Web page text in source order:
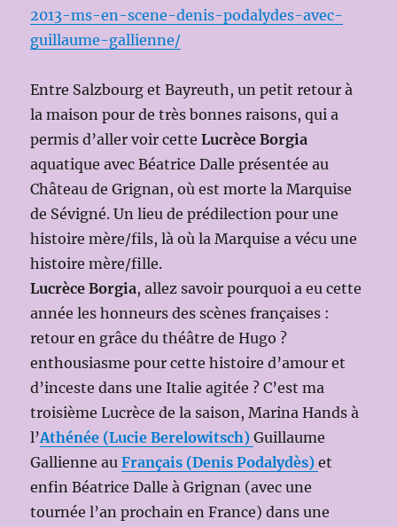
2013-ms-en-scene-denis-podalydes-avec-
guillaume-gallienne/
Entre Salzbourg et Bayreuth, un petit retour à
la maison pour de très bonnes raisons, qui a
permis d’aller voir cetteLucrèce Borgia
aquatique avec Béatrice Dalle présentée au
Château de Grignan, où est morte la Marquise
de Sévigné. Un lieu de prédilection pour une
histoire mère/fils, là où la Marquise a vécu une
histoire mère/fille.
Lucrèce Borgia, allez savoir pourquoi a eu cette
année les honneurs des scènes françaises :
retour en grâce du théâtre de Hugo ?
enthousiasme pour cette histoire d’amour et
d’inceste dans une Italie agitée ? C’est ma
troisième Lucrèce de la saison, Marina Hands à
l’Athénée (Lucie Berelowitsch) Guillaume
Gallienne auFrançais (Denis Podalydès) et
enfin Béatrice Dalle à Grignan (avec une
tournée l’an prochain en France) dans une